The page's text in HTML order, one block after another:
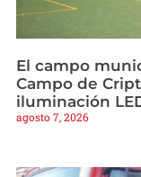
El campo
Campo de
iluminación
agosto 7, 2026